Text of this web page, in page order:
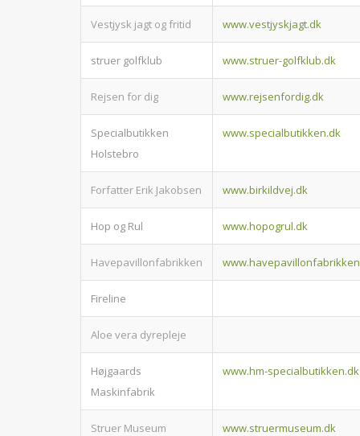
Vestjysk jagt og fritid www.vestjyskjagt.dk
struer golfklub www.struer-golfklub.dk
Rejsen for dig www.rejsenfordig.dk
Specialbutikken
Holstebro
www.specialbutikken.dk
Forfatter Erik Jakobsen www.birkildvej.dk
Hop og Rul www.hopogrul.dk
Havepavillonfabrikken
Fireline
Aloe vera dyrepleje
Højgaards
Maskinfabrik
www.hm-specialbutikken.dk
Struer Museum www.struermuseum.dk